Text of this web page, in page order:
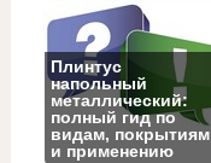
Плинтус
напольный
металлический:
полный гид по
видам, покрытиям
и применению